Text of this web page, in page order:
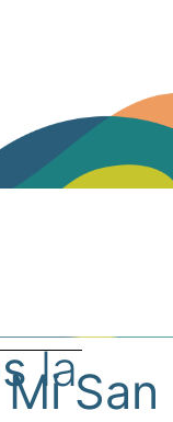
la
Mi San